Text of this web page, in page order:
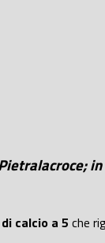
calcio a 5 che